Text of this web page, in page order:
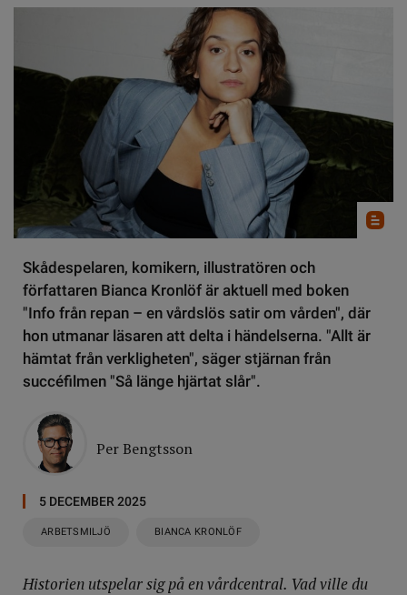
Skådespelaren, komikern, illustratören och
författaren Bianca Kronlöf är aktuell med boken
"Info från repan – en vårdslös satir om vården", där
hon utmanar läsaren att delta i händelserna. "Allt är
hämtat från verkligheten", säger stjärnan från
succéfilmen "Så länge hjärtat slår".
Per Bengtsson
5 DECEMBER 2025
ARBETSMILJÖ BIANCA KRONLÖF
Historien utspelar sig på en vårdcentral. Vad ville du